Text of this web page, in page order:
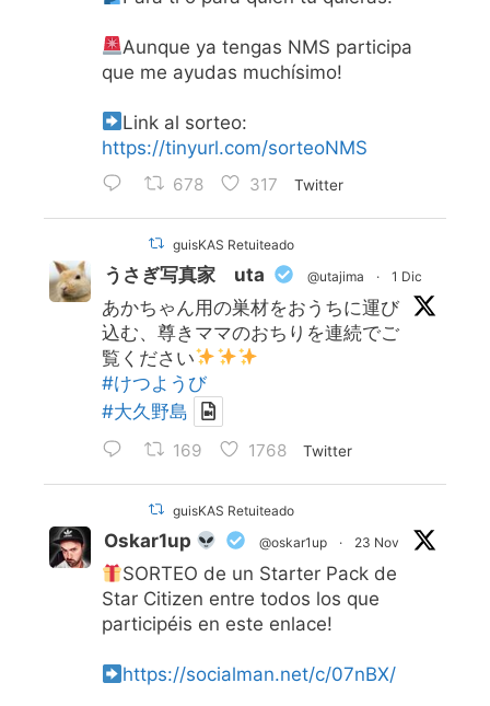
Aunque ya tengas NMS participa
que me ayudas muchísimo!
Link al sorteo:
https://tinyurl.com/sorteoNMS
678 317 Twitter
guisKAS Retuiteado
うさぎ写真家 uta @utajima · 1 Dic
あかちゃん用の巣材をおうちに運び
込む、尊きママのおちりを連続でご
覧ください
#けつようび
#大久野島
169 1768 Twitter
guisKAS Retuiteado
Oskar1up @oskar1up · 23 Nov
SORTEO de un Starter Pack de
Star Citizen entre todos los que
participéis en este enlace!
https://socialman.net/c/07nBX/